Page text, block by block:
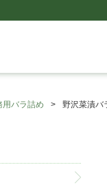
用バラ詰め 野沢菜漬